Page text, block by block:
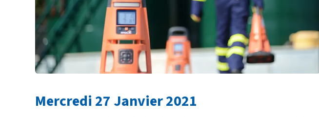
Mercredi 27 Janvier 2021